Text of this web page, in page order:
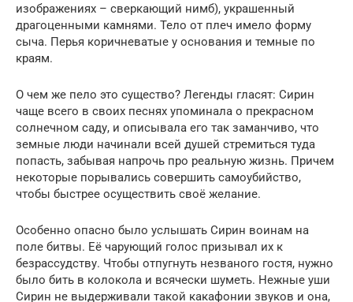
изображениях – сверкающий нимб), украшенный
драгоценными камнями. Тело от плеч имело форму
сыча. Перья коричневатые у основания и темные по
краям.
О чем же пело это существо? Легенды гласят: Сирин
чаще всего в своих песнях упоминала о прекрасном
солнечном саду, и описывала его так заманчиво, что
земные люди начинали всей душей стремиться туда
попасть, забывая напрочь про реальную жизнь. Причем
некоторые порывались совершить самоубийство,
чтобы быстрее осуществить своё желание.
Особенно опасно было услышать Сирин воинам на
поле битвы. Её чарующий голос призывал их к
безрассудству. Чтобы отпугнуть незваного гостя, нужно
было бить в колокола и всячески шуметь. Нежные уши
Сирин не выдерживали такой какафонии звуков и она,